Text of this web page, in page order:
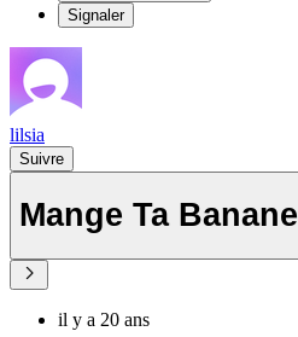
Signaler
lilsia
Suivre
Mange Ta Banane
il y a 20 ans